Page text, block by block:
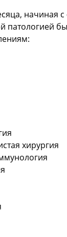
начиная с
патологией
хирургия